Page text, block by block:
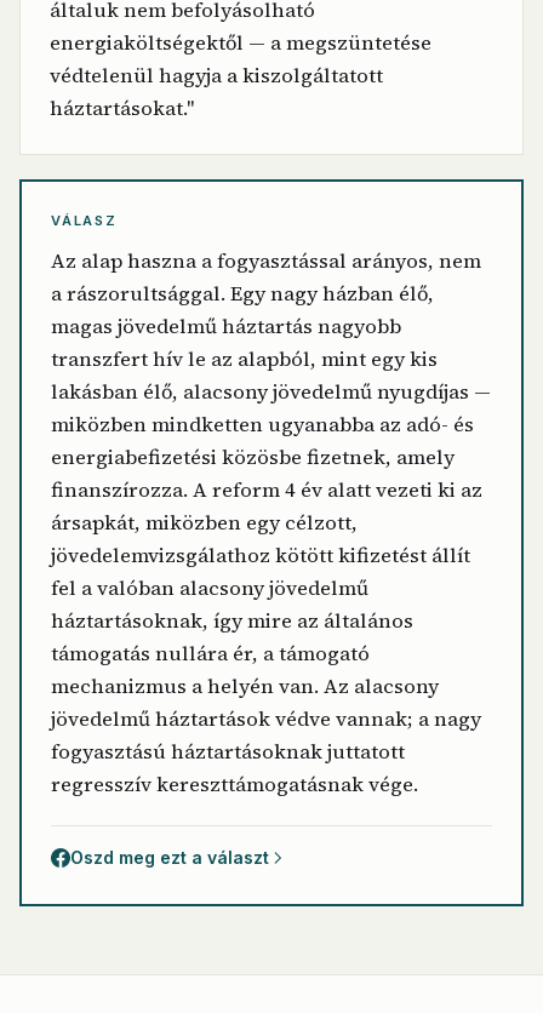
általuk nem befolyásolható
energiaköltségektől — a megszüntetése
védtelenül hagyja a kiszolgáltatott
háztartásokat."
VÁLASZ
Az alap haszna a fogyasztással arányos, nem
a rászorultsággal. Egy nagy házban élő,
magas jövedelmű háztartás nagyobb
transzfert hív le az alapból, mint egy kis
lakásban élő, alacsony jövedelmű nyugdíjas —
miközben mindketten ugyanabba az adó- és
energiabefizetési közösbe fizetnek, amely
finanszírozza. A reform 4 év alatt vezeti ki az
ársapkát, miközben egy célzott,
jövedelemvizsgálathoz kötött kifizetést állít
fel a valóban alacsony jövedelmű
háztartásoknak, így mire az általános
támogatás nullára ér, a támogató
mechanizmus a helyén van. Az alacsony
jövedelmű háztartások védve vannak; a nagy
fogyasztású háztartásoknak juttatott
regresszív kereszttámogatásnak vége.
Oszd meg ezt a választ